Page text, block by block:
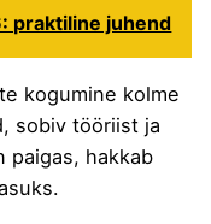
praktiline juhend
kogumine kolme
sobiv tööriist ja
paigas, hakkab